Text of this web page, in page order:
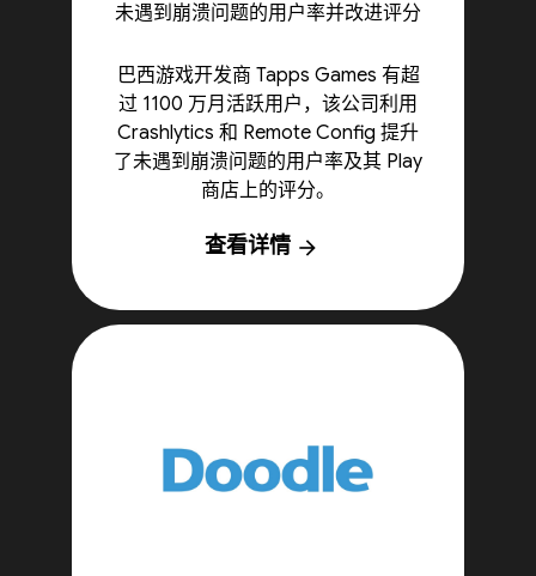
未遇到崩溃问题的用户率并改进评分
巴西游戏开发商 Tapps Games 有超
过 1100 万月活跃用户，该公司利用
Crashlytics 和 Remote Config 提升
了未遇到崩溃问题的用户率及其 Play
商店上的评分。
查看详情 arrow_forward